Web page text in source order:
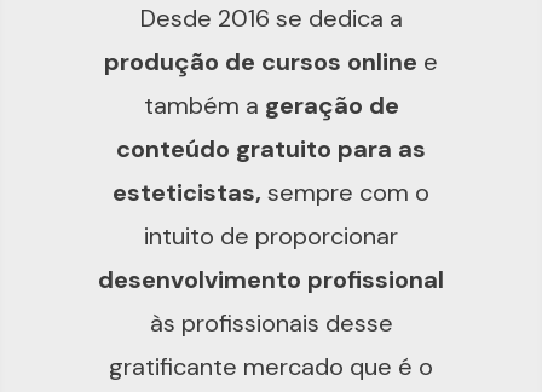
Desde 2016 se dedica a
produção de cursos online e
também a geração de
conteúdo gratuito para as
esteticistas, sempre com o
intuito de proporcionar
desenvolvimento profissional
às profissionais desse
gratificante mercado que é o